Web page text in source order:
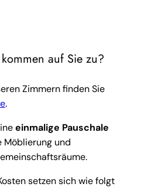
auf Sie zu?
Zimmern finden Sie
.
einmalige Pauschale
Möblierung und
setzen sich wie folgt